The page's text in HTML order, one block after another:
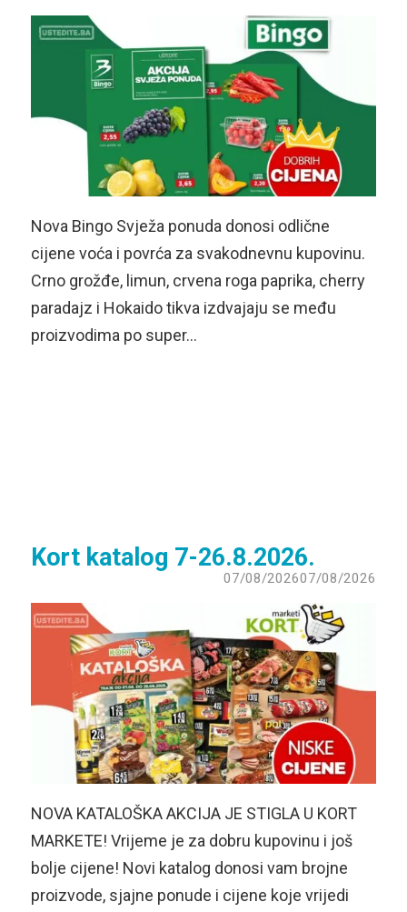
Nova Bingo Svježa ponuda donosi odlične
cijene voća i povrća za svakodnevnu kupovinu.
Crno grožđe, limun, crvena roga paprika, cherry
paradajz i Hokaido tikva izdvajaju se među
proizvodima po super…
Kort katalog 7-26.8.2026.
07/08/202607/08/2026
NOVA KATALOŠKA AKCIJA JE STIGLA U KORT
MARKETE! Vrijeme je za dobru kupovinu i još
bolje cijene! Novi katalog donosi vam brojne
proizvode, sjajne ponude i cijene koje vrijedi